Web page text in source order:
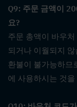
Q9: 주문 금액이
요?
주문 총액이 바우
되거나 이월되지
환불이 불가능하므
에 사용하시는 것